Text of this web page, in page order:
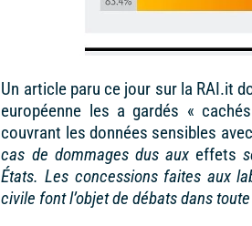
Un article paru ce jour sur la RAI.it
européenne les a gardés «
couvrant les données sensibles
cas de dommages dus aux effets
États. Les concessions faites aux
civile font l’objet de débats dans